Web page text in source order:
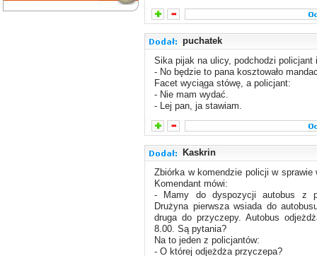
puchatek
Sika pijak na ulicy, podchodzi policjant
- No będzie to pana kosztowało
Facet wyciąga stówę, a policjant:
- Nie mam wydać.
- Lej pan, ja stawiam.
Kaskrin
Zbiórka w komendzie policji w sprawie
Komendant mówi:
- Mamy do dyspozycji autobus z
Drużyna pierwsza wsiada do
druga do przyczepy. Autobus
8.00. Są pytania?
Na to jeden z policjantów:
- O której odjeżdża przyczepa?